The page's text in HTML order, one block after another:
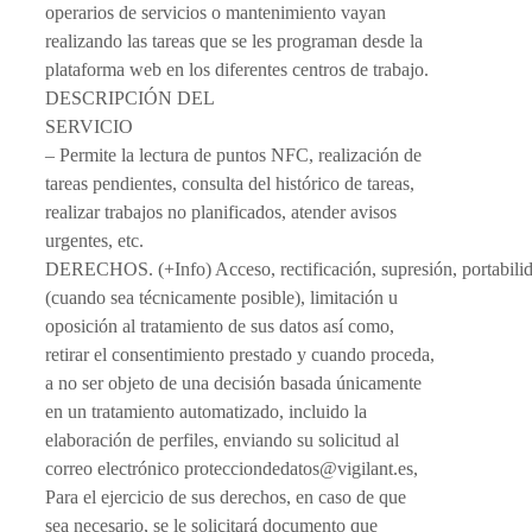
operarios de servicios o mantenimiento vayan
realizando las tareas que se les programan desde la
plataforma web en los diferentes centros de trabajo.
DESCRIPCIÓN DEL
SERVICIO
– Permite la lectura de puntos NFC, realización de
tareas pendientes, consulta del histórico de tareas,
realizar trabajos no planificados, atender avisos
urgentes, etc.
DERECHOS. (+Info) Acceso, rectificación, supresión,
(cuando sea técnicamente posible), limitación u
oposición al tratamiento de sus datos así como,
retirar el consentimiento prestado y cuando proceda,
a no ser objeto de una decisión basada únicamente
en un tratamiento automatizado, incluido la
elaboración de perfiles, enviando su solicitud al
correo electrónico protecciondedatos@vigilant.es,
Para el ejercicio de sus derechos, en caso de que
sea necesario, se le solicitará documento que